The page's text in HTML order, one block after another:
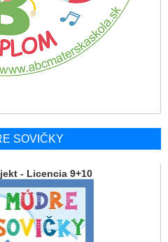
SOVIČKY
- Licencia 9+10